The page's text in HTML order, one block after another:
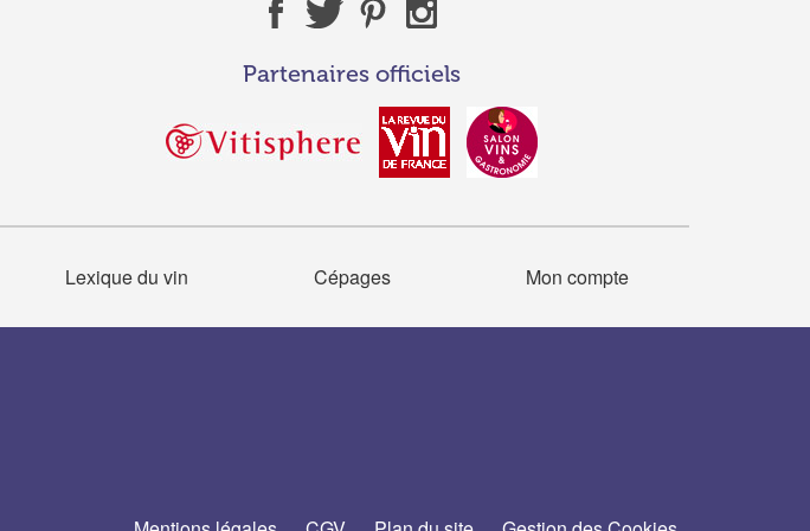
Partenaires officiels
Lexique du vin Cépages Mon compte